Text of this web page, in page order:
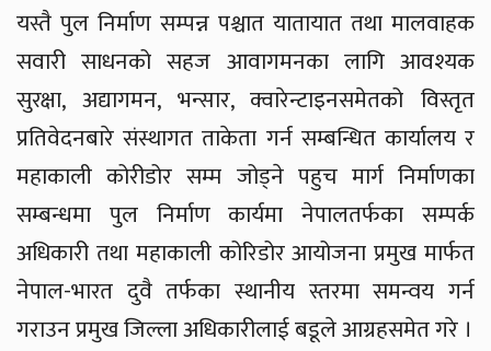
यस्तै पुल निर्माण सम्पन्न पश्चात यातायात तथा मालवाहक
सवारी साधनको सहज आवागमनका लागि आवश्यक
सुरक्षा, अद्यागमन, भन्सार, क्वारेन्टाइनसमेतको विस्तृत
प्रतिवेदनबारे संस्थागत ताकेता गर्न सम्बन्धित कार्यालय र
महाकाली कोरीडोर सम्म जोड्ने पहुच मार्ग निर्माणका
सम्बन्धमा पुल निर्माण कार्यमा नेपालतर्फका सम्पर्क
अधिकारी तथा महाकाली कोरिडोर आयोजना प्रमुख मार्फत
नेपाल-भारत दुवै तर्फका स्थानीय स्तरमा समन्वय गर्न
गराउन प्रमुख जिल्ला अधिकारीलाई बडूले आग्रहसमेत गरे ।